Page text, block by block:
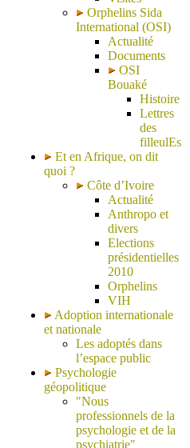
Orphelins Sida
International (OSI)
Actualité
Documents
OSI
Bouaké
Histoire
Lettres
des
filleulEs
Et en Afrique, on dit
quoi ?
Côte d’Ivoire
Actualité
Anthropo et
divers
Elections
présidentielles
2010
Orphelins
VIH
Adoption internationale
et nationale
Les adoptés dans
l’espace public
Psychologie
géopolitique
"Nous
professionnels de la
psychologie et de la
psychiatrie"